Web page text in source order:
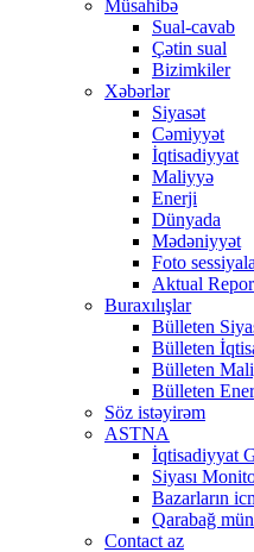
Müsahibə
Sual-cavab
Çətin sual
Bizimkiler
Xəbərlər
Siyasət
Cəmiyyət
İqtisadiyyat
Maliyyə
Enerji
Dünyada
Mədəniyyət
Foto
Aktual
Buraxılışlar
Bülleten
Bülleten
Bülleten
Bülleten
Söz istəyirəm
ASTNA
İqtisadiyyat
Siyası
Bazarların
Qarabağ
Contact az